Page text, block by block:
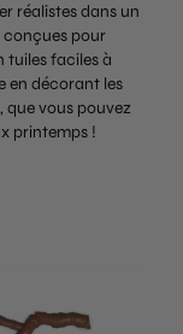
réalistes dans un
conçues pour
tuiles faciles à
en décorant les
que vous pouvez
printemps !